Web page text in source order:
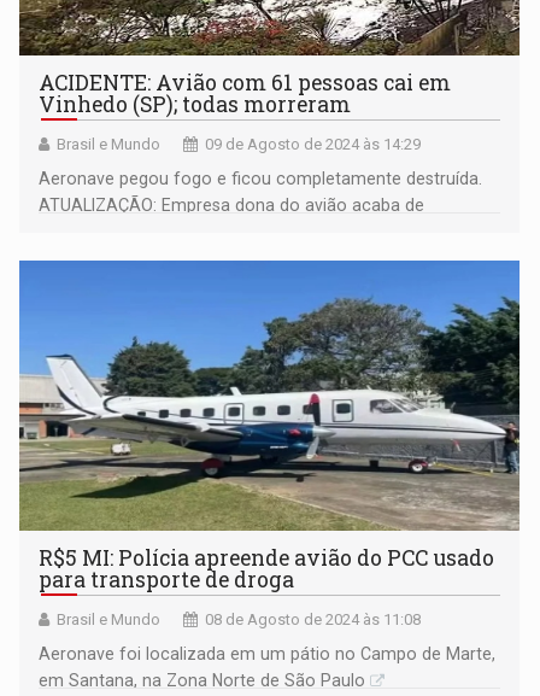
ACIDENTE: Avião com 61 pessoas cai em
Vinhedo (SP); todas morreram
Brasil e Mundo 09 de Agosto de 2024 às 14:29
Aeronave pegou fogo e ficou completamente destruída.
ATUALIZAÇÃO: Empresa dona do avião acaba de
pessoas no voo
R$5 MI: Polícia apreende avião do PCC usado
para transporte de droga
Brasil e Mundo 08 de Agosto de 2024 às 11:08
Aeronave foi localizada em um pátio no Campo de Marte,
em Santana, na Zona Norte de São Paulo